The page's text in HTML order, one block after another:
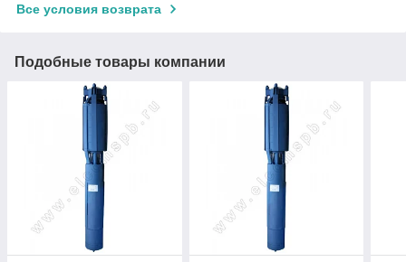
Все условия возврата
Подобные товары компании